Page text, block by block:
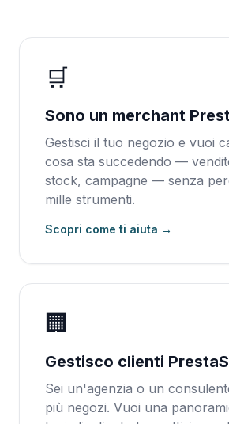
🛒
Sono un merchant
Gestisci il tuo negozio e vuoi
cosa sta succedendo —
stock, campagne — senza
mille strumenti.
Scopri come ti aiuta →
🏢
Gestisco clienti
Sei un'agenzia o un
più negozi. Vuoi una